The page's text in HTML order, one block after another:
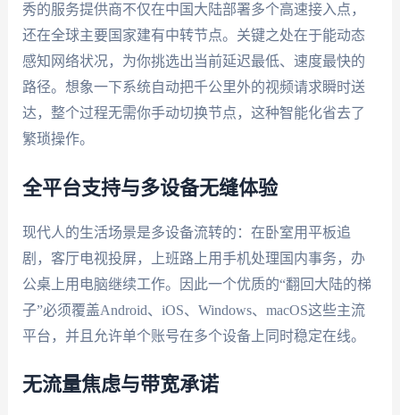
秀的服务提供商不仅在中国大陆部署多个高速接入点，
还在全球主要国家建有中转节点。关键之处在于能动态
感知网络状况，为你挑选出当前延迟最低、速度最快的
路径。想象一下系统自动把千公里外的视频请求瞬时送
达，整个过程无需你手动切换节点，这种智能化省去了
繁琐操作。
全平台支持与多设备无缝体验
现代人的生活场景是多设备流转的：在卧室用平板追
剧，客厅电视投屏，上班路上用手机处理国内事务，办
公桌上用电脑继续工作。因此一个优质的“翻回大陆的梯
子”必须覆盖Android、iOS、Windows、macOS这些主流
平台，并且允许单个账号在多个设备上同时稳定在线。
无流量焦虑与带宽承诺